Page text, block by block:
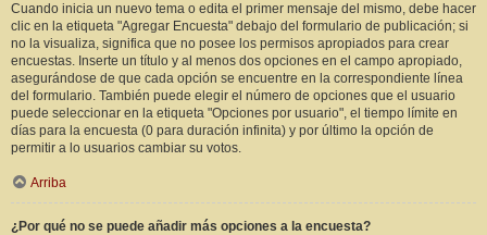
Cuando inicia un nuevo tema o edita el primer mensaje del mismo, debe hacer
clic en la etiqueta "Agregar Encuesta" debajo del formulario de publicación; si
no la visualiza, significa que no posee los permisos apropiados para crear
encuestas. Inserte un título y al menos dos opciones en el campo apropiado,
asegurándose de que cada opción se encuentre en la correspondiente línea
del formulario. También puede elegir el número de opciones que el usuario
puede seleccionar en la etiqueta "Opciones por usuario", el tiempo límite en
días para la encuesta (0 para duración infinita) y por último la opción de
permitir a lo usuarios cambiar su votos.
Arriba
¿Por qué no se puede añadir más opciones a la encuesta?